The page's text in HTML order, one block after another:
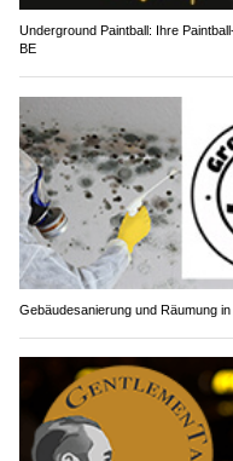
Underground Paintball: Ihre
BE
Gebäudesanierung und Räumung